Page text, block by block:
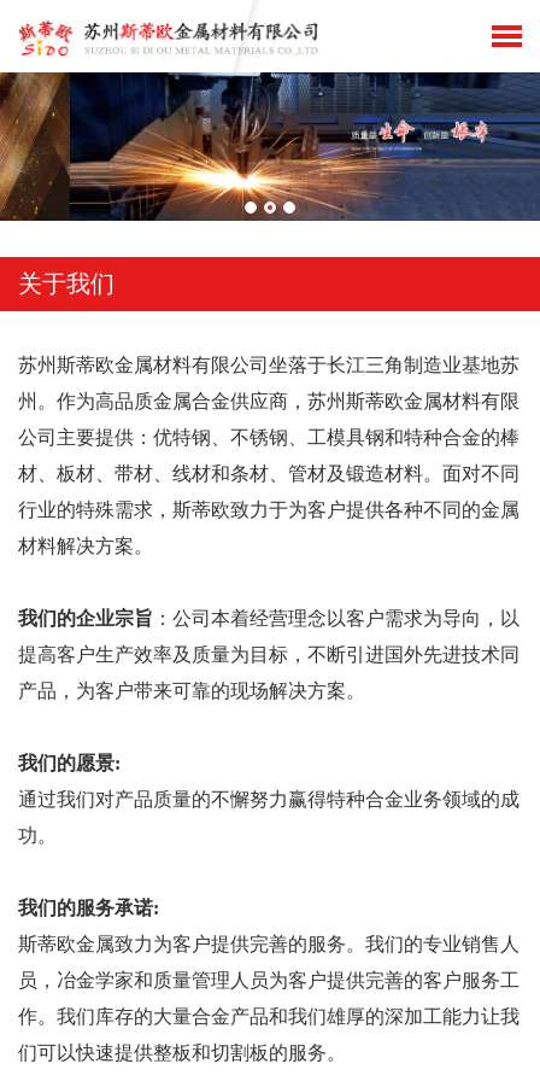
关于我们
苏州斯蒂欧金属材料有限公司坐落于长江三角制造业基地苏
州。作为高品质金属合金供应商，苏州斯蒂欧金属材料有限
公司主要提供：优特钢、不锈钢、工模具钢和特种合金的棒
材、板材、带材、线材和条材、管材及锻造材料。面对不同
行业的特殊需求，斯蒂欧致力于为客户提供各种不同的金属
材料解决方案。
我们的企业宗旨 ：公司本着经营理念以客户需求为导向，以
提高客户生产效率及质量为目标，不断引进国外先进技术同
产品，为客户带来可靠的现场解决方案。
我们的愿景:
通过我们对产品质量的不懈努力赢得特种合金业务领域的成
功。
我们的服务承诺:
斯蒂欧金属致力为客户提供完善的服务。我们的专业销售人
员，冶金学家和质量管理人员为客户提供完善的客户服务工
作。我们库存的大量合金产品和我们雄厚的深加工能力让我
们可以快速提供整板和切割板的服务。